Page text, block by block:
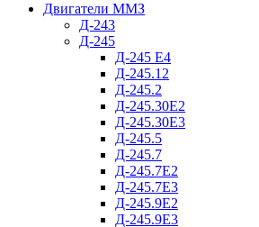
Двигатели ММЗ
Д-243
Д-245
Д-245 Е4
Д-245.12
Д-245.2
Д-245.30Е2
Д-245.30Е3
Д-245.5
Д-245.7
Д-245.7Е2
Д-245.7Е3
Д-245.9Е2
Д-245.9Е3